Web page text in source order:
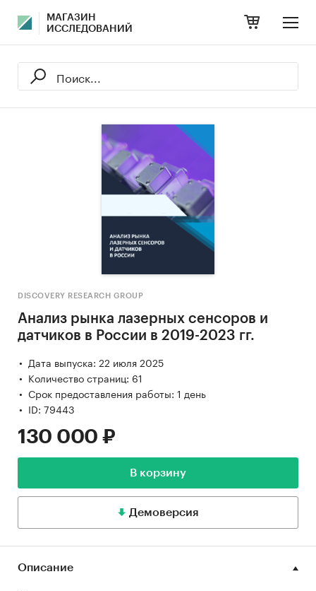
МАГАЗИН
ИССЛЕДОВАНИЙ
DISCOVERY RESEARCH GROUP
Анализ рынка лазерных сенсоров и
датчиков в России в 2019-2023 гг.
Дата выпуска: 22 июля 2025
Количество страниц: 61
Срок предоставления работы: 1 день
ID: 79443
130 000 ₽
В корзину
Демоверсия
Описание